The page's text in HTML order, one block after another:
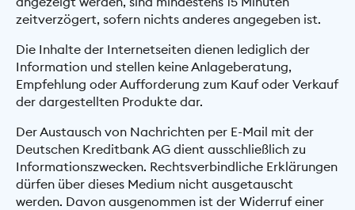
zeitverzögert, sofern nichts anderes angegeben ist.
Die Inhalte der Internetseiten dienen lediglich der
Information und stellen keine Anlageberatung,
Empfehlung oder Aufforderung zum Kauf oder Verkauf
der dargestellten Produkte dar.
Der Austausch von Nachrichten per E-Mail mit der
Deutschen Kreditbank AG dient ausschließlich zu
Informationszwecken. Rechtsverbindliche Erklärungen
dürfen über dieses Medium nicht ausgetauscht
werden. Davon ausgenommen ist der Widerruf einer